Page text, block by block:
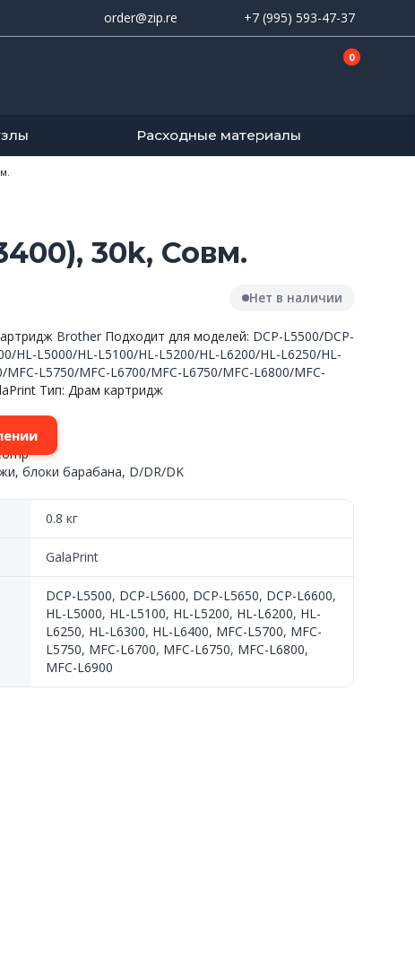
order@zip.re +7 (995) 593-47-37
0
Расходные материалы
30k, Совм.
Brother Подходит для моделей: DCP-L5500/DCP-
/HL-L5000/HL-L5100/HL-L5200/HL-L6200/HL-L6250/HL-
/MFC-L5750/MFC-L6700/MFC-L6750/MFC-L6800/MFC-
Тип: Драм картридж
Нет в наличии
блоки барабана, D/DR/DK
0.8 кг
GalaPrint
DCP-L5500, DCP-L5600, DCP-L5650, DCP-L6600,
HL-L5000, HL-L5100, HL-L5200, HL-L6200, HL-
L6250, HL-L6300, HL-L6400, MFC-L5700, MFC-
L5750, MFC-L6700, MFC-L6750, MFC-L6800,
MFC-L6900